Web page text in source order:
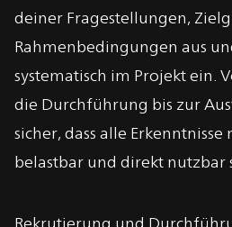
deiner Fragestellungen,
Rahmenbedingungen aus
systematisch im Projekt ein.
die Durchführung bis zur
sicher, dass alle
belastbar und direkt nutzbar
Rekrutierung und